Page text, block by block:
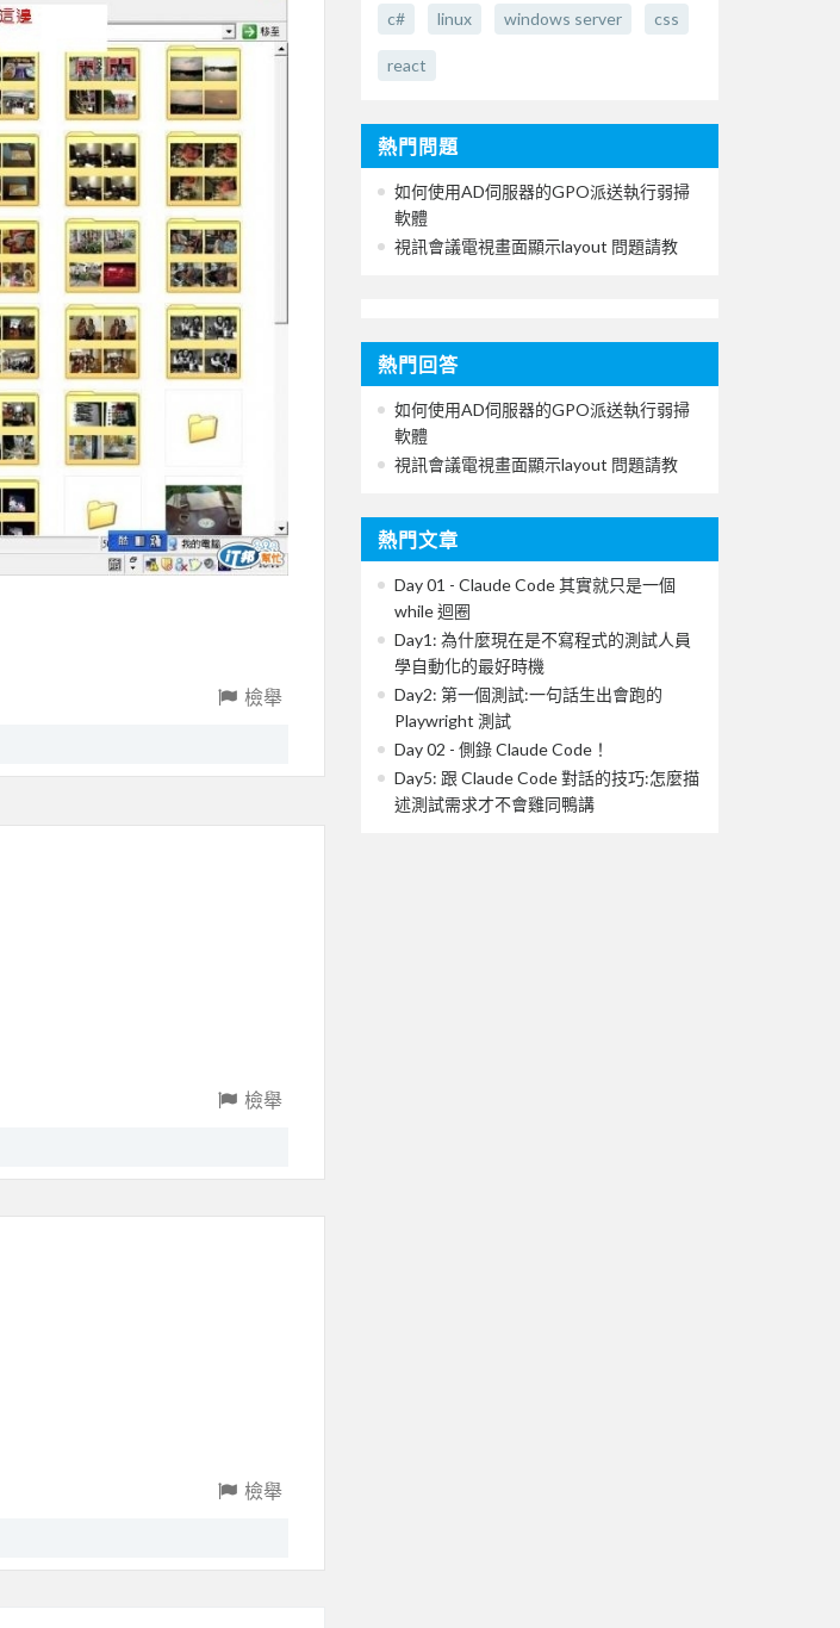
檢舉
檢舉
檢舉
c# linux windows server css
react
熱門問題
如何使用AD伺服器的GPO派送執行弱掃
軟體
視訊會議電視畫面顯示layout 問題請教
熱門回答
如何使用AD伺服器的GPO派送執行弱掃
軟體
視訊會議電視畫面顯示layout 問題請教
熱門文章
Day 01 - Claude Code 其實就只是一個
while 迴圈
Day1: 為什麼現在是不寫程式的測試人員
學自動化的最好時機
Day2: 第一個測試:一句話生出會跑的
Playwright 測試
Day 02 - 側錄 Claude Code！
Day5: 跟 Claude Code 對話的技巧:怎麼描
述測試需求才不會雞同鴨講